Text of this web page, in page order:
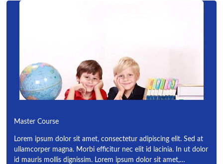
Master Course
Lorem ipsum dolor sit amet, consectetur adipiscing elit. Sed at
ullamcorper magna. Morbi efficitur nec elit id lacinia. In ut dolor
id mauris mollis dignissim. Lorem ipsum dolor sit amet,…